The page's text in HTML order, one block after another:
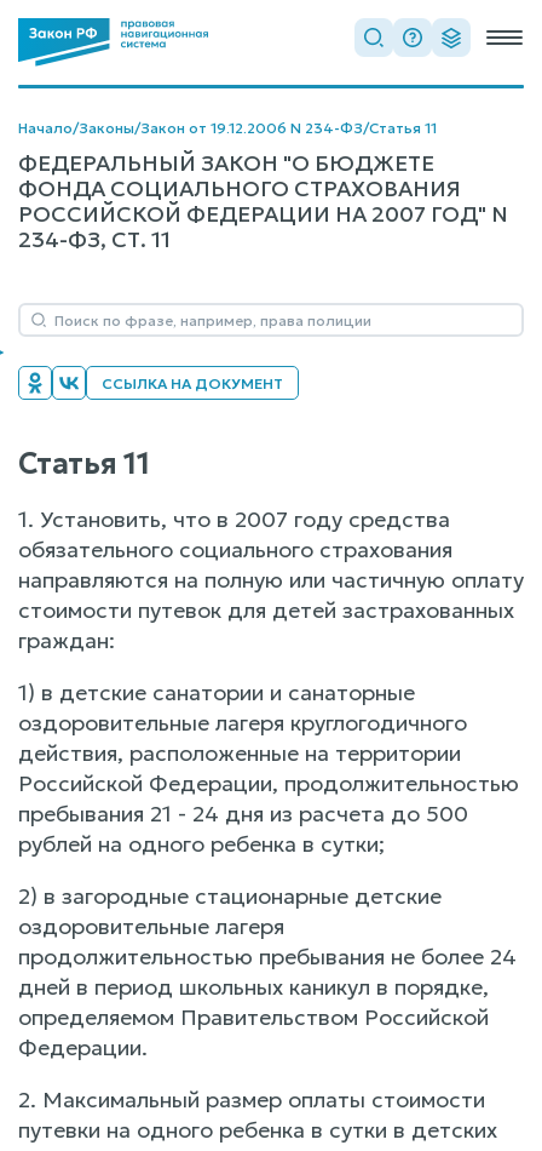
Начало/Законы/Закон от 19.12.2006 N 234-ФЗ/Статья 11
ФЕДЕРАЛЬНЫЙ ЗАКОН "О БЮДЖЕТЕ
ФОНДА СОЦИАЛЬНОГО СТРАХОВАНИЯ
РОССИЙСКОЙ ФЕДЕРАЦИИ НА 2007 ГОД" N
234-ФЗ, СТ. 11
ССЫЛКА НА ДОКУМЕНТ
Статья 11
1. Установить, что в 2007 году средства
обязательного социального страхования
направляются на полную или частичную оплату
стоимости путевок для детей застрахованных
граждан:
1) в детские санатории и санаторные
оздоровительные лагеря круглогодичного
действия, расположенные на территории
Российской Федерации, продолжительностью
пребывания 21 - 24 дня из расчета до 500
рублей на одного ребенка в сутки;
2) в загородные стационарные детские
оздоровительные лагеря
продолжительностью пребывания не более 24
дней в период школьных каникул в порядке,
определяемом Правительством Российской
Федерации.
2. Максимальный размер оплаты стоимости
путевки на одного ребенка в сутки в детских